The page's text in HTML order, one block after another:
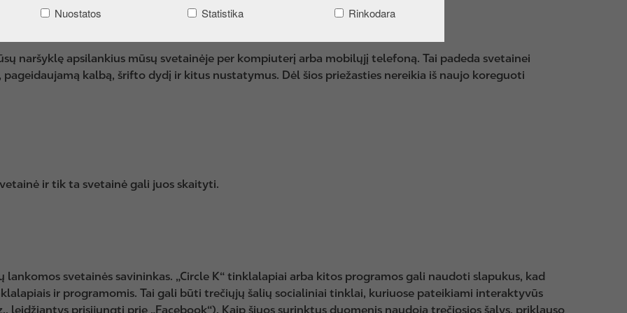
Nuostatos Statistika Rinkodara
naršyklę apsilankius mūsų svetainėje per kompiuterį arba mobilųjį telefoną. Tai padeda svetainei
kalbą, šrifto dydį ir kitus nustatymus. Dėl šios priežasties nereikia iš naujo koreguoti
ir tik ta svetainė gali juos skaityti.
svetainės savininkas. „Circle K“ tinklalapiai arba kitos programos gali naudoti slapukus, kad
ir programomis. Tai gali būti trečiųjų šalių socialiniai tinklai, kuriuose pateikiami interaktyvūs
prisijungti prie „Facebook“). Kaip šiuos surinktus duomenis naudoja trečiosios šalys, priklauso